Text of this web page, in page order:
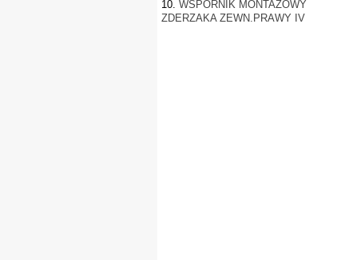
10. WSPORNIK MONTAZOWY
ZDERZAKA ZEWN.PRAWY IV